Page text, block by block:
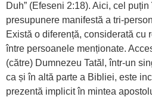
Duh” (Efeseni 2:18). Aici, cel
presupunere manifestă a tri-
Există o diferență, considerată cu
între persoanele menționate.
(către) Dumnezeu Tatăl, într-un
ca și în altă parte a Bibliei, este
prezentă implicit în mintea